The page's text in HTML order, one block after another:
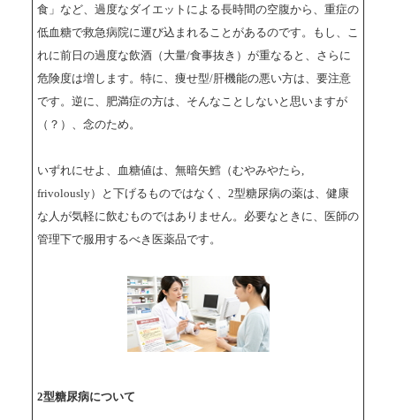
食」など、過度なダイエットによる長時間の空腹から、重症の
低血糖で救急病院に運び込まれることがあるのです。もし、こ
れに前日の過度な飲酒（大量/食事抜き）が重なると、さらに
危険度は増します。特に、痩せ型/肝機能の悪い方は、要注意
です。逆に、肥満症の方は、そんなことしないと思いますが
（？）、念のため。
いずれにせよ、血糖値は、無暗矢鱈（むやみやたら,
frivolously）と下げるものではなく、2型糖尿病の薬は、健康
な人が気軽に飲むものではありません。必要なときに、医師の
管理下で服用するべき医薬品です。
2型糖尿病について